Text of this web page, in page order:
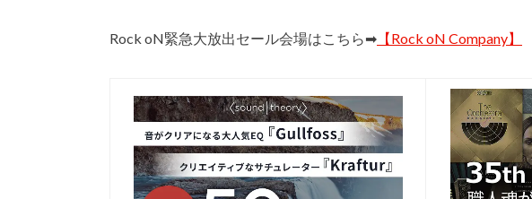
Rock oN緊急大放出セール会場はこちら➡︎ 【Rock oN Company】